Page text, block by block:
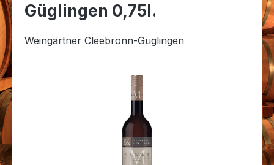
Güglingen 0,75l.
Weingärtner Cleebronn-Güglingen
Bildergalerie überspringen